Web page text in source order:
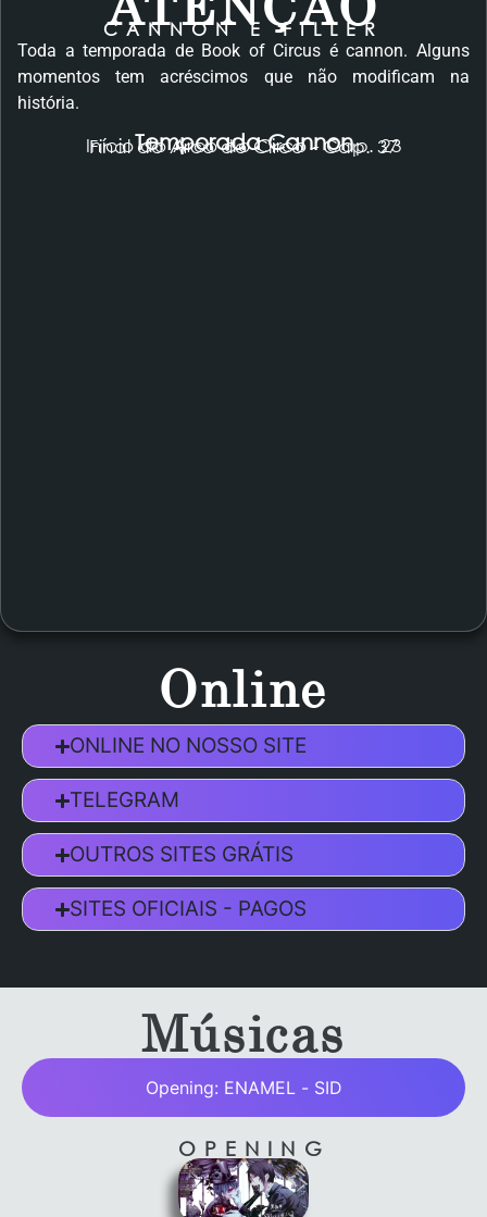
CANNON E FILLER
Toda a temporada de Book of Circus é cannon. Alguns
momentos tem acréscimos que não modificam na
história.
Temporada Cannon
Início do Arco do Circo - Cap. 23
Final do Arco do Circo - Cap. 37
Online
ONLINE NO NOSSO SITE
TELEGRAM
OUTROS SITES GRÁTIS
SITES OFICIAIS - PAGOS
Músicas
Opening: ENAMEL - SID
OPENING